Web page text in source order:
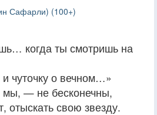
Сафарли) (100+)
когда ты смотришь на
чуточку о вечном…»
мы, — не бесконечны,
отыскать свою звезду.